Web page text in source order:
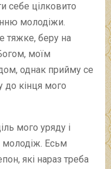
себе цілковито
молодіжи.
тяжке, беру на
моїм
однак прийму се
до кінця мого
мого уряду і
молодіж. Есьм
які нараз треба